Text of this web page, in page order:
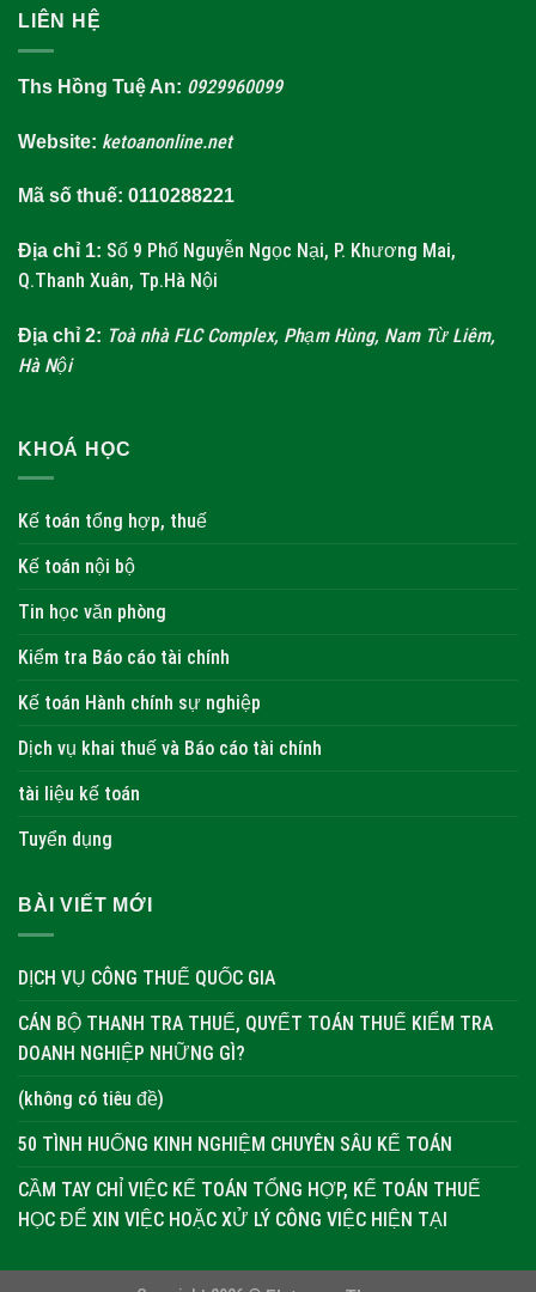
LIÊN HỆ
Ths Hồng Tuệ An: 0929960099
Website: ketoanonline.net
Mã số thuế: 0110288221
Địa chỉ 1: Số 9 Phố Nguyễn Ngọc Nại, P. Khương Mai,
Q.Thanh Xuân, Tp.Hà Nội
Địa chỉ 2: Toà nhà FLC Complex, Phạm Hùng, Nam Từ Liêm,
Hà Nội
KHOÁ HỌC
Kế toán tổng hợp, thuế
Kế toán nội bộ
Tin học văn phòng
Kiểm tra Báo cáo tài chính
Kế toán Hành chính sự nghiệp
Dịch vụ khai thuế và Báo cáo tài chính
tài liệu kế toán
Tuyển dụng
BÀI VIẾT MỚI
DỊCH VỤ CÔNG THUẾ QUỐC GIA
CÁN BỘ THANH TRA THUẾ, QUYẾT TOÁN THUẾ KIỂM TRA
DOANH NGHIỆP NHỮNG GÌ?
(không có tiêu đề)
50 TÌNH HUỐNG KINH NGHIỆM CHUYÊN SÂU KẾ TOÁN
CẦM TAY CHỈ VIỆC KẾ TOÁN TỔNG HỢP, KẾ TOÁN THUẾ
HỌC ĐỂ XIN VIỆC HOẶC XỬ LÝ CÔNG VIỆC HIỆN TẠI